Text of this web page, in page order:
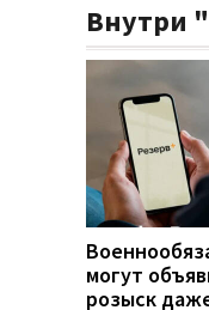
Внутри
могут
розыск